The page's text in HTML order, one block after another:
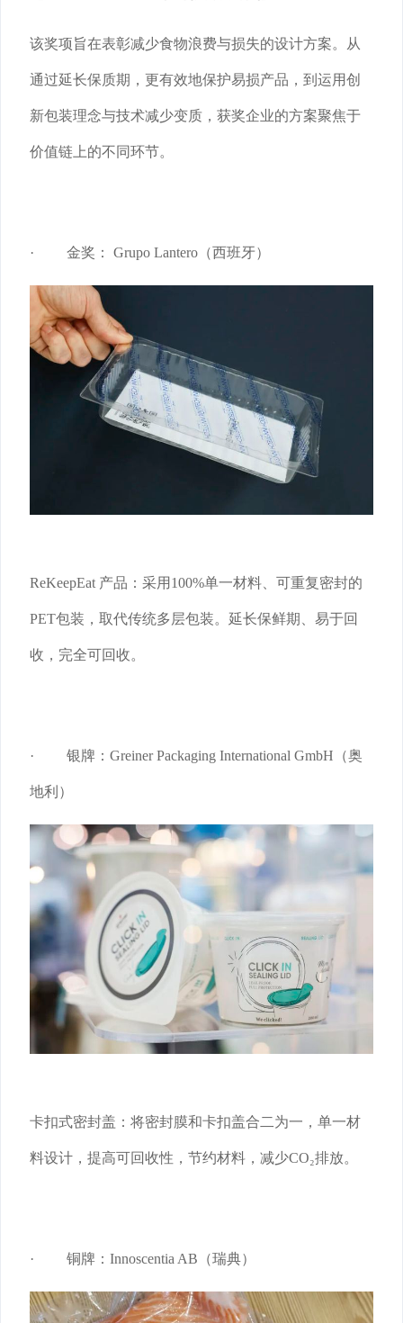
该奖项旨在表彰减少食物浪费与损失的设计方案。从
通过延长保质期，更有效地保护易损产品，到运用创
新包装理念与技术减少变质，获奖企业的方案聚焦于
价值链上的不同环节。
· 金奖： Grupo Lantero（西班牙）
ReKeepEat 产品：采用100%单一材料、可重复密封的
PET包装，取代传统多层包装。延长保鲜期、易于回
收，完全可回收。
· 银牌：Greiner Packaging International GmbH（奥
地利）
卡扣式密封盖：将密封膜和卡扣盖合二为一，单一材
料设计，提高可回收性，节约材料，减少CO₂排放。
· 铜牌：Innoscentia AB（瑞典）